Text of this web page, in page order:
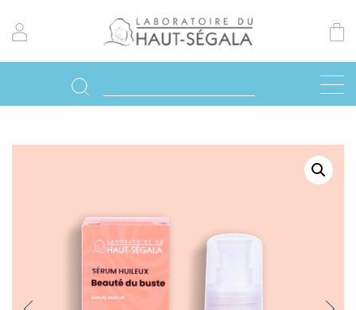
Previo
Next